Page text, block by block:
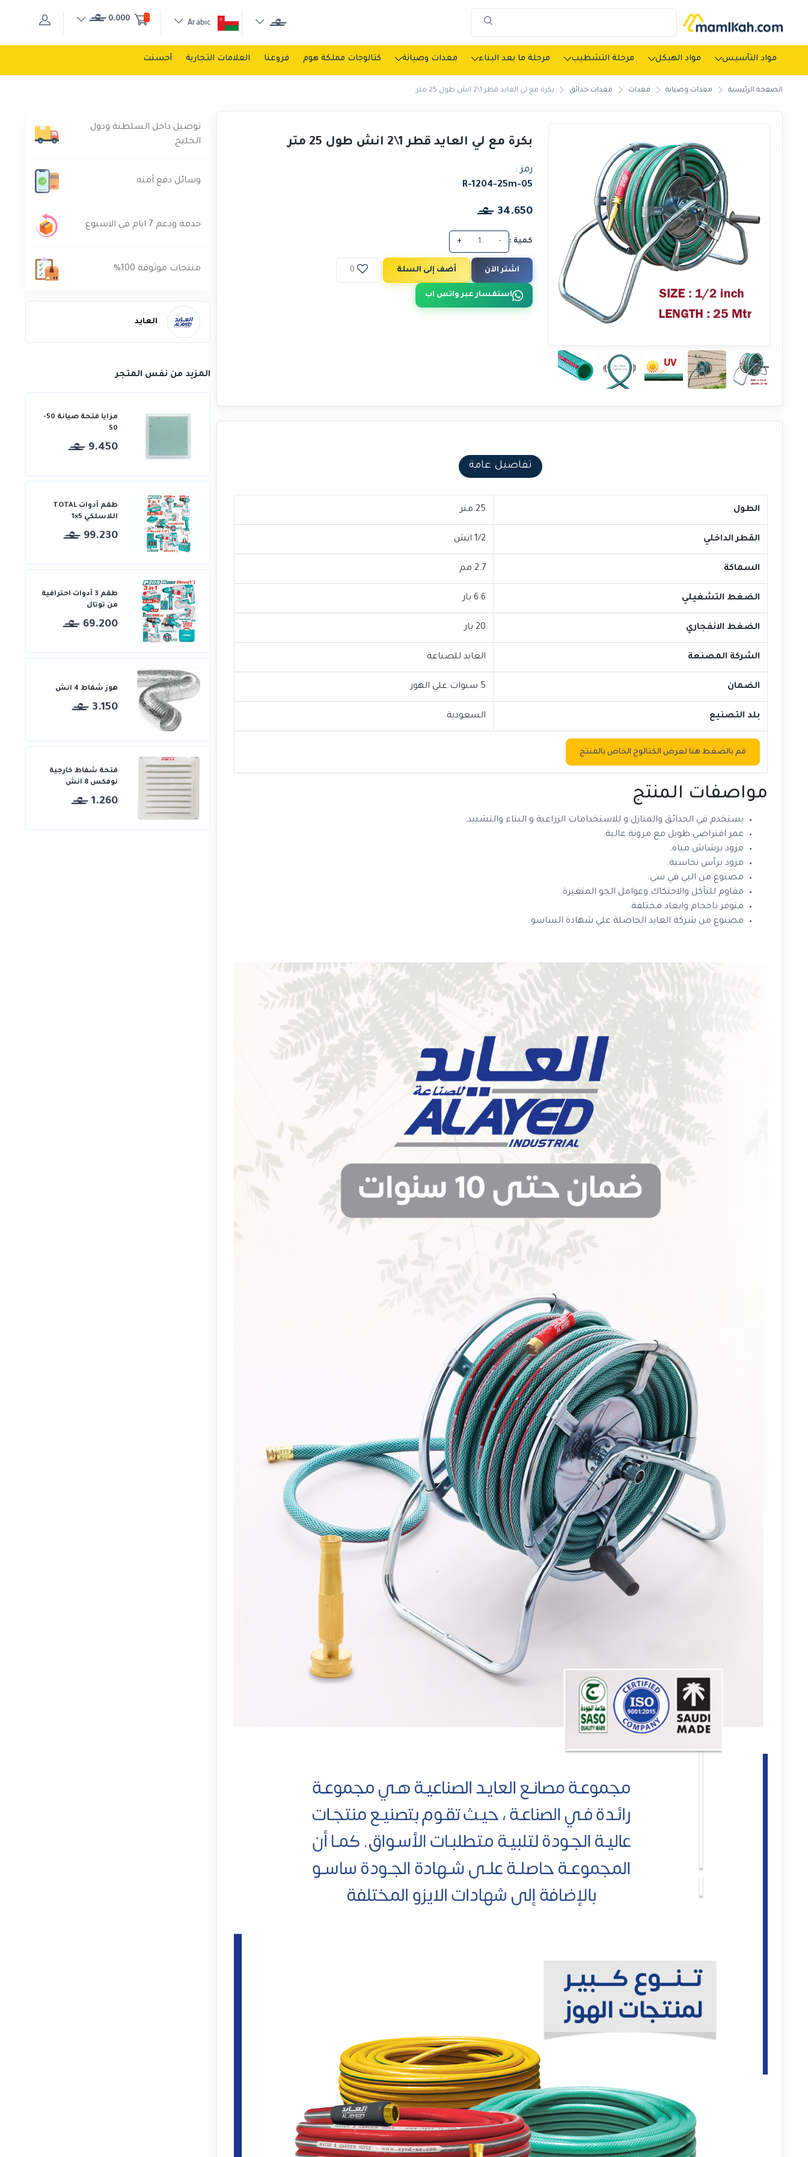
0
0.000
مواد التأسيس مواد الهيكل مرحلة التشطيب مرحلة ما بعد البناء معدات وصيانة كتالوجات مملكة هوم فروعنا العلامات التجارية أحسنت
الصفحة الرئيسية معدات وصيانة معدات معدات حدائق بكرة مع لي العايد قطر 1\2 انش طول 25 متر
بكرة مع لي العايد قطر 1\2 انش طول 25 متر
رمز :
R-1204-25m-05
34.650
كمية : -
+
اشتر الآن أضف إلى السلة 0
استفسار عبر واتس اب
تفاصيل عامة
الطول 25 متر
القطر الداخلي 1/2 انش
السماكة 2.7 مم
الضغط التشغيلي 6.6 بار
الضغط الانفجاري 20 بار
الشركة المصنعة العايد للصناعة
الضمان 5 سنوات علي الهوز
بلد التصنيع السعودية
قم بالضغط هنا لعرض الكتالوج الخاص بالمنتج
مواصفات المنتج
يستخدم في الحدائق والمنازل و للاستخدامات الزراعية و البناء والتشييد.
عمر افتراضي طويل مع مرونة عالية.
مزود برشاش مياه.
مزود برأس نحاسية.
مصنوع من البي في سي.
مقاوم للتآكل والاحتكاك وعوامل الجو المتغيرة.
متوفر باحجام وابعاد مختلفة.
مصنوع من شركة العايد الحاصلة علي شهادة الساسو.
توصيل داخل السلطنة ودول
الخليج
وسائل دفع آمنه
خدمة ودعم 7 ايام في الاسبوع
منتجات موثوقة 100%
العايد
المزيد من نفس المتجر
مزايا فتحة صيانة 50-
50
9.450
طقم أدوات TOTAL
اللاسلكي 5×1
99.230
طقم 3 أدوات احترافية
من توتال
69.200
هوز شفاط 4 انش
3.150
فتحة شفاط خارجية
نوفكس 8 انش
1.260